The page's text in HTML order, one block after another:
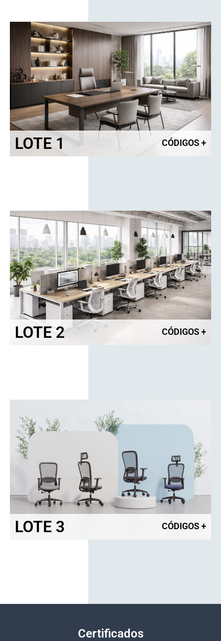
LOTE 1 CÓDIGOS+
LOTE 2 CÓDIGOS+
LOTE 3 CÓDIGOS+
Certificados